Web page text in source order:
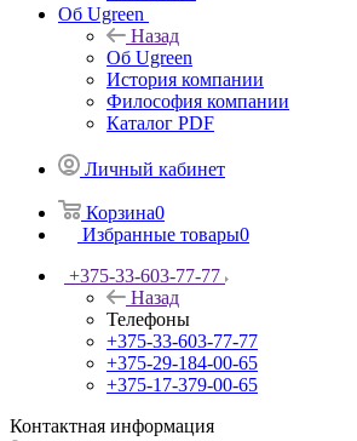
Об Ugreen
Назад
Об Ugreen
История компании
Философия компании
Каталог PDF
Личный кабинет
Корзина0
Избранные товары0
+375-33-603-77-77
Назад
Телефоны
+375-33-603-77-77
+375-29-184-00-65
+375-17-379-00-65
Контактная информация